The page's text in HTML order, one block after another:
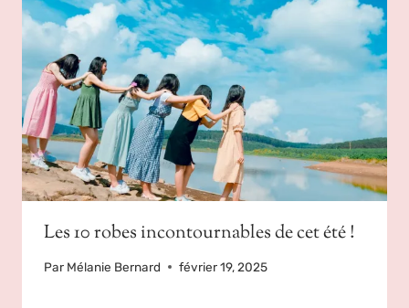
Les 10 robes incontournables de cet été !
Par Mélanie Bernard février 19, 2025